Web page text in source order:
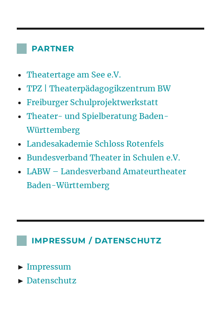
PARTNER
Theatertage am See e.V.
TPZ | Theaterpädagogikzentrum BW
Freiburger Schulprojektwerkstatt
Theater- und Spielberatung Baden-
Württemberg
Landesakademie Schloss Rotenfels
Bundesverband Theater in Schulen e.V.
LABW – Landesverband Amateurtheater
Baden-Württemberg
IMPRESSUM / DATENSCHUTZ
►Impressum
►Datenschutz